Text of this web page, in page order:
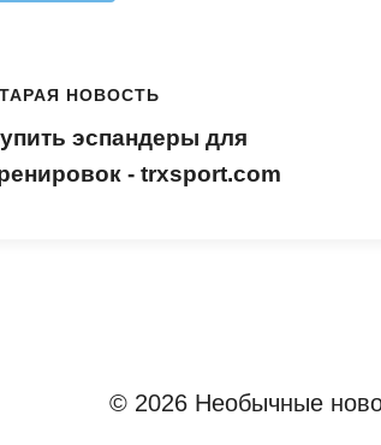
НОВОСТЬ
эспандеры для
- trxsport.com
© 2026 Необычные